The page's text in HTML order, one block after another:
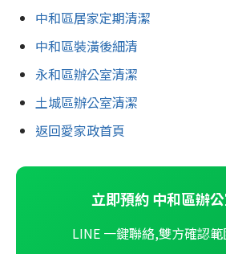
中和區居家定期清潔
中和區裝潢後細清
永和區辦公室清潔
土城區辦公室清潔
返回愛家政首頁
立即預約 中和區辦
LINE 一鍵聯絡,雙方確認